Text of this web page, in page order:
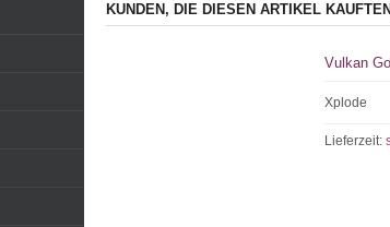
KUNDEN, DIE DIESEN ARTIKEL
Vulkan
Xplode
Lieferzeit: